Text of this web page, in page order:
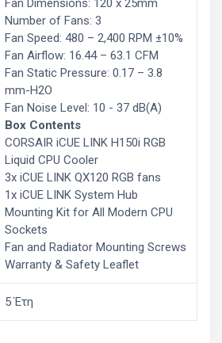
Fan Dimensions: 120 x 25mm
Number of Fans: 3
Fan Speed: 480 – 2,400 RPM ±10%
Fan Airflow: 16.44 – 63.1 CFM
Fan Static Pressure: 0.17 – 3.8
mm-H2O
Fan Noise Level: 10 - 37 dB(A)
Box Contents
CORSAIR iCUE LINK H150i RGB
Liquid CPU Cooler
3x iCUE LINK QX120 RGB fans
1x iCUE LINK System Hub
Mounting Kit for All Modern CPU
Sockets
Fan and Radiator Mounting Screws
Warranty & Safety Leaflet
5 Έτη